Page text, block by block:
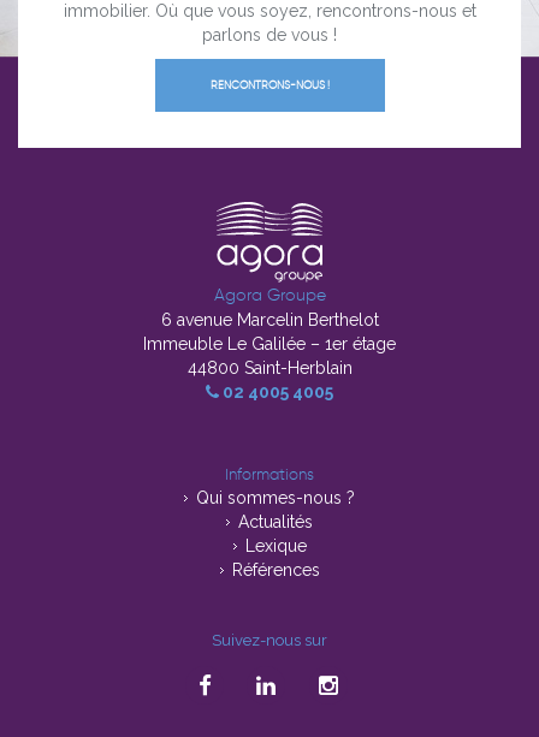
immobilier. Où que vous soyez, rencontrons-nous et
parlons de vous !
RENCONTRONS-NOUS !
Agora Groupe
6 avenue Marcelin Berthelot
Immeuble Le Galilée – 1er étage
44800 Saint-Herblain
02 4005 4005
Informations
Qui sommes-nous ?
Actualités
Lexique
Références
Suivez-nous sur